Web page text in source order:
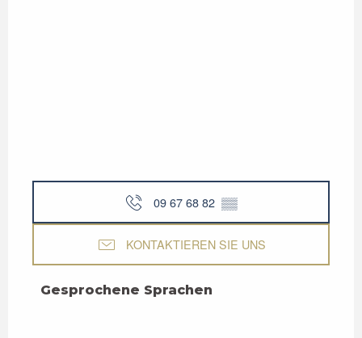
09 67 68 82 ▒▒
KONTAKTIEREN SIE UNS
Gesprochene Sprachen
Gesprochene Sprachen